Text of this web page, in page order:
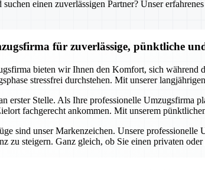
einen zuverlässigen Partner? Unser
für zuverlässige, pünktliche
bieten wir Ihnen den Komfort, sich während
stressfrei durchstehen. Mit unserer
erster Stelle. Als Ihre professionelle Umzugsfirma
fachgerecht ankommen. Mit unserem
sind unser Markenzeichen. Unsere professionelle
zu steigern. Ganz gleich, ob Sie einen privaten